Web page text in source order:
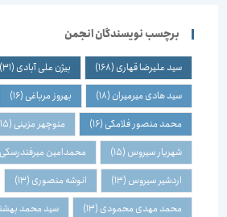
برچسب نویسندگان انجمن
سید علیرضا قهاری(168) بیژن علی آبادی(31)
سید هادی میرمیران(18) بهروز مرباغی(16)
محمد منصور فلامکی(16) منوچهر مزینی(15)
شهریار سیروس(15) محمدامین میرفندرسکی(13)
اردشیر سیروس(13) انوشه منصوری(13)
محمد مهدی محمودی(13) سید محمد بهشتی(12)